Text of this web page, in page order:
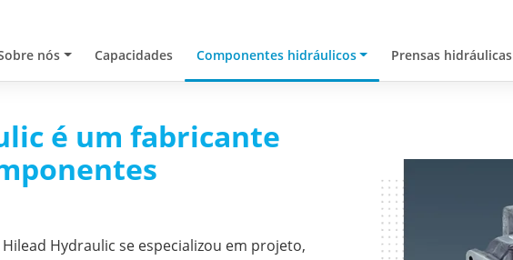
nós Capacidades Componentes hidráulicos Prensas hidráulicas
é um fabricante
Hydraulic se especializou em projeto,